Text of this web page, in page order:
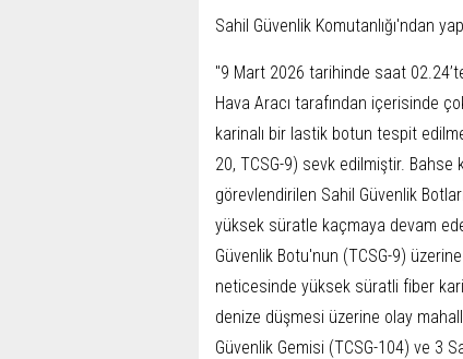
Sahil Güvenlik Komutanlığı'ndan
"9 Mart 2026 tarihinde saat
Hava Aracı tarafından içerisinde
karinalı bir lastik botun tespit
20, TCSG-9) sevk edilmiştir. Bahse
görevlendirilen Sahil Güvenlik
yüksek süratle kaçmaya devam
Güvenlik Botu'nun (TCSG-9)
neticesinde yüksek süratli fiber
denize düşmesi üzerine olay
Güvenlik Gemisi (TCSG-104) ve 3